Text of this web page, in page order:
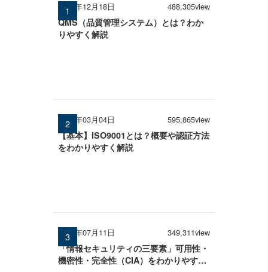
2024年12月18日 488,305view
QMS（品質管理システム）とは？わか
りやすく解説
2026年03月04日 595,865view
【基本】ISO9001とは？概要や認証方法
をわかりやすく解説
2025年07月11日 349,311view
「情報セキュリティの三要素」可用性・
機密性・完全性（CIA）をわかりやすく